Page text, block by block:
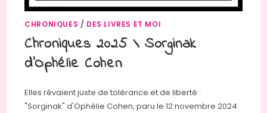
CHRONIQUES / DES LIVRES ET MOI
Chroniques 2025 \ Sorginak
d’Ophélie Cohen
Elles rêvaient juste de tolérance et de liberté :
"Sorginak" d'Ophélie Cohen, paru le 12 novembre 2024